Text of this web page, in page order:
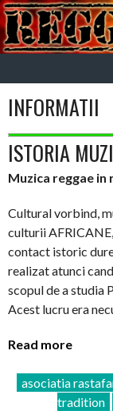
Skip
to
content
INFORMATII
ISTORIA
Muzica reggae in
Cultural vorbind,
culturii
contact istoric
realizat atunci
scopul de a studia
Acest lucru era
Read more
asociatia
tradition